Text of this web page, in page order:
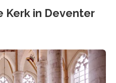
Kerk in Deventer